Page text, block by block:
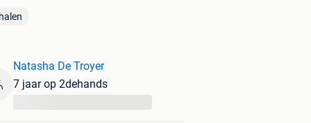
Natasha De Troyer
7 jaar op 2dehands